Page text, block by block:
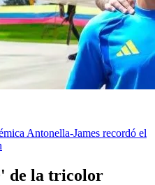
Antonella-James recordó el
de la tricolor